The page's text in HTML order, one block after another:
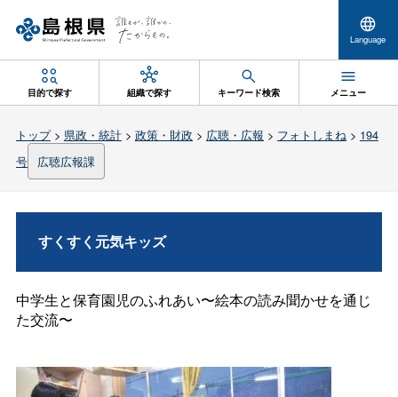
Language
目的で探す 組織で探す キーワード検索 メニュー
トップ> 県政・統計> 政策・財政 > 広聴・広報 > フォトしまね> 194
号
広聴広報課
すくすく元気キッズ
中学生と保育園児のふれあい〜絵本の読み聞かせを通じ
た交流〜